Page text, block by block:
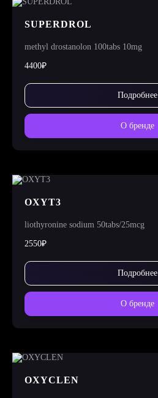
SUPERDROL
methyl drostanolon 100tabs 10mg
4400₽
Подробнее
О бренде
OXYT3
liothyronine sodium 50tabs/25mcg
2550₽
Подробнее
О бренде
OXYCLEN